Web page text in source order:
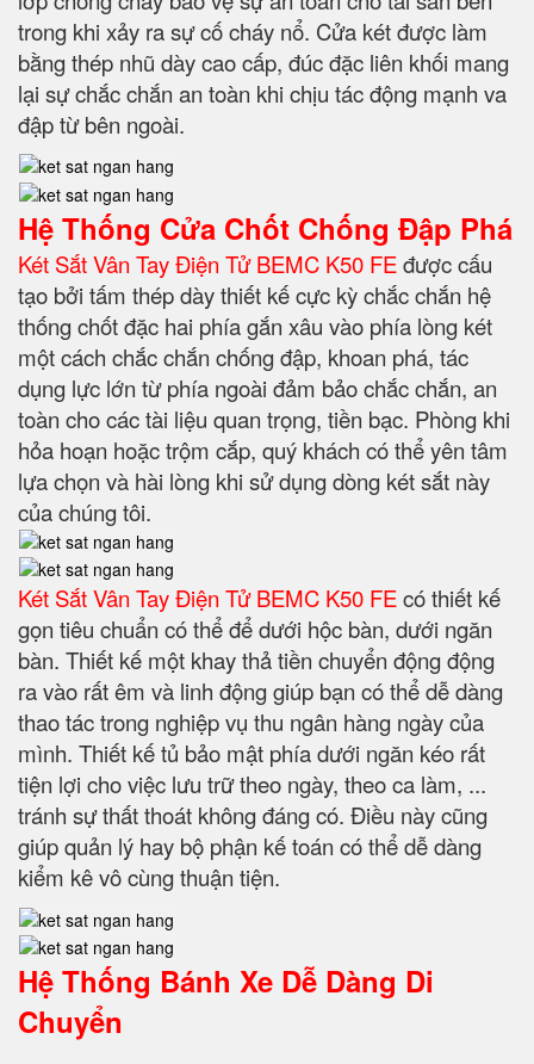
trong khi xảy ra sự cố cháy nổ. Cửa két được làm
bằng thép nhũ dày cao cấp, đúc đặc liên khối mang
lại sự chắc chắn an toàn khi chịu tác động mạnh va
đập từ bên ngoài.
Hệ Thống Cửa Chốt Chống Đập Phá
Két Sắt Vân Tay Điện Tử BEMC K50 FEđược cấu
tạo bởi tấm thép dày thiết kế cực kỳ chắc chắn hệ
thống chốt đặc hai phía gắn xâu vào phía lòng két
một cách chắc chắn chống đập, khoan phá, tác
dụng lực lớn từ phía ngoài đảm bảo chắc chắn, an
toàn cho các tài liệu quan trọng, tiền bạc. Phòng khi
hỏa hoạn hoặc trộm cắp, quý khách có thể yên tâm
lựa chọn và hài lòng khi sử dụng dòng két sắt này
của chúng tôi.
Két Sắt Vân Tay Điện Tử BEMC K50 FEcó thiết kế
gọn tiêu chuẩn có thể để dưới hộc bàn, dưới ngăn
bàn. Thiết kế một khay thả tiền chuyển động động
ra vào rất êm và linh động giúp bạn có thể dễ dàng
thao tác trong nghiệp vụ thu ngân hàng ngày của
mình. Thiết kế tủ bảo mật phía dưới ngăn kéo rất
tiện lợi cho việc lưu trữ theo ngày, theo ca làm, ...
tránh sự thất thoát không đáng có. Điều này cũng
giúp quản lý hay bộ phận kế toán có thể dễ dàng
kiểm kê vô cùng thuận tiện.
Hệ Thống Bánh Xe Dễ Dàng Di
Chuyển